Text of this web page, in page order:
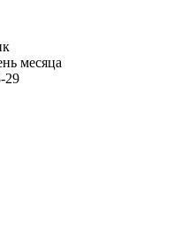
месяца
29